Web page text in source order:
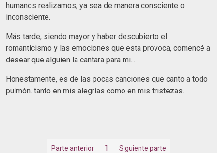
humanos realizamos, ya sea de manera consciente o
inconsciente.
Más tarde, siendo mayor y haber descubierto el
romanticismo y las emociones que esta provoca, comencé a
desear que alguien la cantara para mi...
Honestamente, es de las pocas canciones que canto a todo
pulmón, tanto en mis alegrías como en mis tristezas.
Parte anterior 1 Siguiente parte